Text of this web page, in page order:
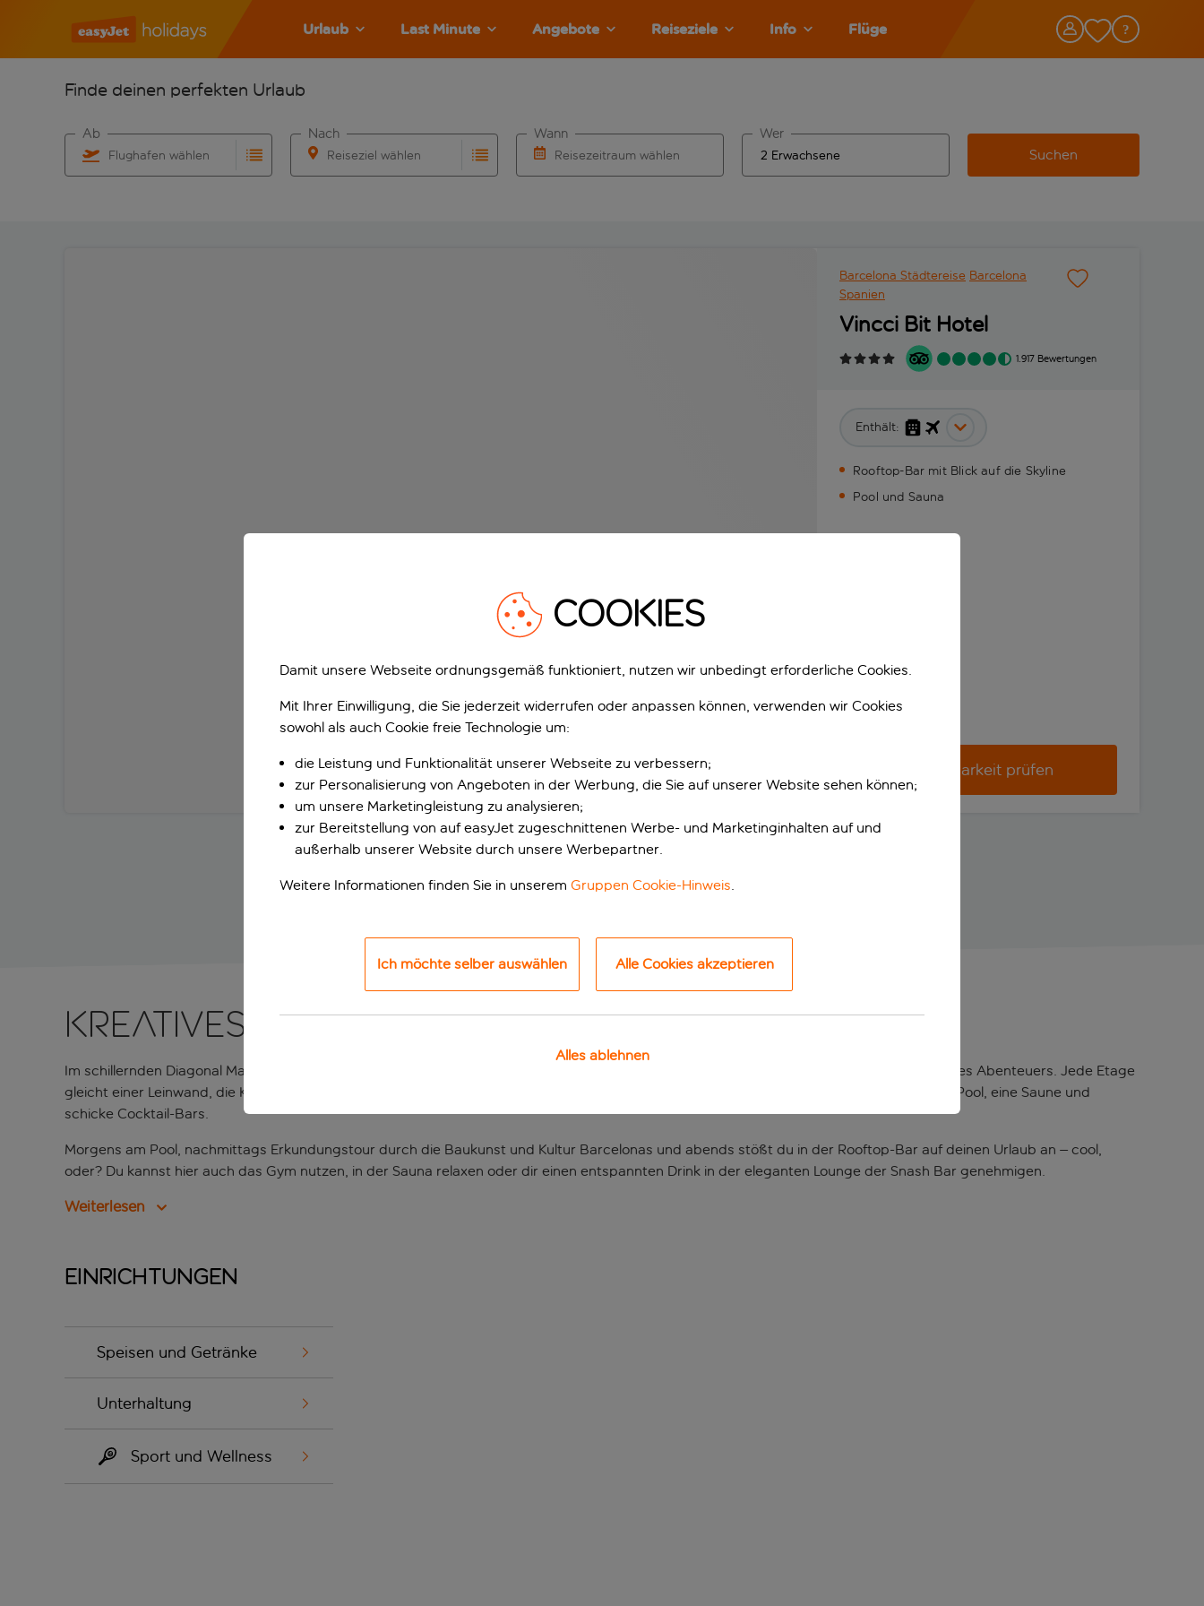
Urlaub Last Minute Angebote Reiseziele Info Flüge
Finde deinen perfekten Urlaub
Flughafen wählen
Ab
Reiseziel wählen
Nach
Reisezeitraum wählen
Wann Wer
Suchen
Barcelona Städtereise Barcelona
Spanien
Vincci Bit Hotel
1.917 Bewertungen
Enthält:
Rooftop-Bar mit Blick auf die Skyline
Pool und Sauna
Verfügbarkeit prüfen
Kreatives Hotel in zentraler Lage
Im schillernden Diagonal Mar Viertel in Barcelona befindet sich dieses Hotel, das etwas völlig anders ist. Denn diese Unterkunft ist Teil deines Abenteuers. Jede Etage
gleicht einer Leinwand, die Kunstwerke von Weltklasse zeigt. Aber diese Unterkunft ist nicht nur stilvoll – sie bietet dir auch einen Rooftop-Pool, eine Saune und
schicke Cocktail-Bars.
Morgens am Pool, nachmittags Erkundungstour durch die Baukunst und Kultur Barcelonas und abends stößt du in der Rooftop-Bar auf deinen Urlaub an – cool,
oder? Du kannst hier auch das Gym nutzen, in der Sauna relaxen oder dir einen entspannten Drink in der eleganten Lounge der Snash Bar genehmigen.
Weiterlesen
Einrichtungen
Speisen und Getränke
Unterhaltung
Sport und Wellness
COOKIES
Damit unsere Webseite ordnungsgemäß funktioniert, nutzen wir unbedingt erforderliche Cookies.
Mit Ihrer Einwilligung, die Sie jederzeit widerrufen oder anpassen können, verwenden wir Cookies
sowohl als auch Cookie freie Technologie um:
die Leistung und Funktionalität unserer Webseite zu verbessern;
zur Personalisierung von Angeboten in der Werbung, die Sie auf unserer Website sehen können;
um unsere Marketingleistung zu analysieren;
zur Bereitstellung von auf easyJet zugeschnittenen Werbe- und Marketinginhalten auf und
außerhalb unserer Website durch unsere Werbepartner.
Weitere Informationen finden Sie in unserem Gruppen Cookie-Hinweis
Ich möchte selber auswählen Alle Cookies akzeptieren
Alles ablehnen